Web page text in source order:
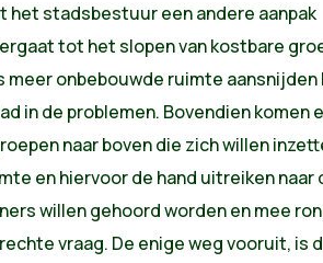
het stadsbestuur een andere aanpak
tot het slopen van kostbare
meer onbebouwde ruimte aansnijden
in de problemen. Bovendien komen
naar boven die zich willen
en hiervoor de hand uitreiken naar
willen gehoord worden en mee
vraag. De enige weg vooruit, is